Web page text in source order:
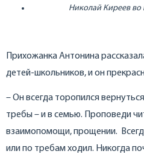
Николай Киреев во
Прихожанка Антонина
детей-школьников, и он
– Он всегда торопился
требы – и в семью. Проповеди
взаимопомощи, прощении.
или по требам ходил. Никогда